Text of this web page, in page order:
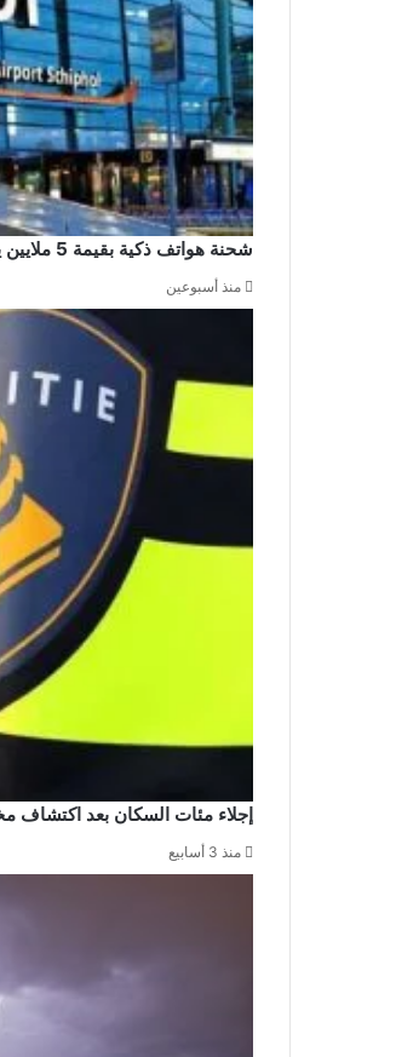
شحنة هواتف ذكية بقيمة 5 ملايين يورو تختفي من مطار سخيبول والشرطة تشن حملة اعتقالات
منذ أسبوعين
إجلاء مئات السكان بعد اكتشاف
منذ 3 أسابيع